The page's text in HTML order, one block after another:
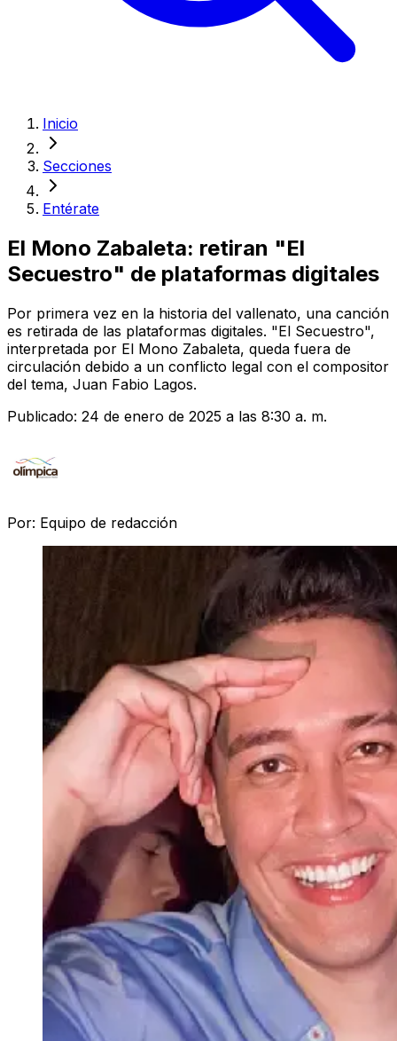
Inicio
Secciones
Entérate
El Mono Zabaleta: retiran "El
Secuestro" de plataformas digitales
Por primera vez en la historia del vallenato, una canción
es retirada de las plataformas digitales. "El Secuestro",
interpretada por El Mono Zabaleta, queda fuera de
circulación debido a un conflicto legal con el compositor
del tema, Juan Fabio Lagos.
Publicado: 24 de enero de 2025 a las 8:30 a. m.
Por: Equipo de redacción